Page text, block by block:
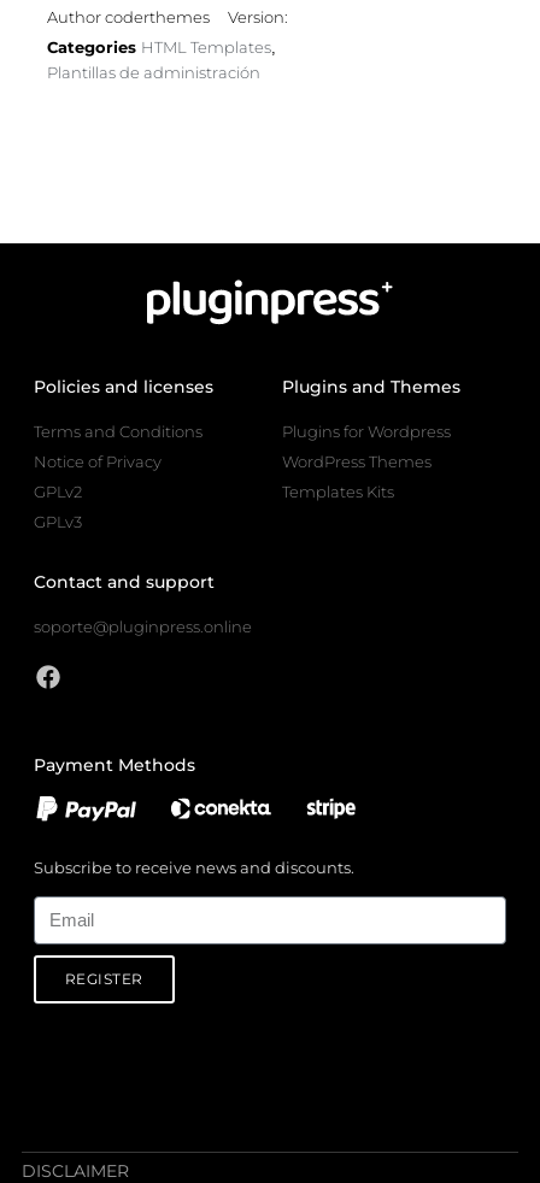
Author coderthemes
Version:
Categories HTML Templates
Plantillas de administración
Policies and licenses
Terms and Conditions
Notice of Privacy
GPLv2
GPLv3
Plugins and Themes
Plugins for Wordpress
WordPress Themes
Templates Kits
Contact and support
soporte@pluginpress.online
Payment Methods
Subscribe to receive news and discounts.
REGISTER
DISCLAIMER